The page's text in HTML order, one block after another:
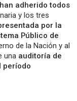
adherido todos
y los tres
por la
Público de
de la Nación y al
una auditoría de
período